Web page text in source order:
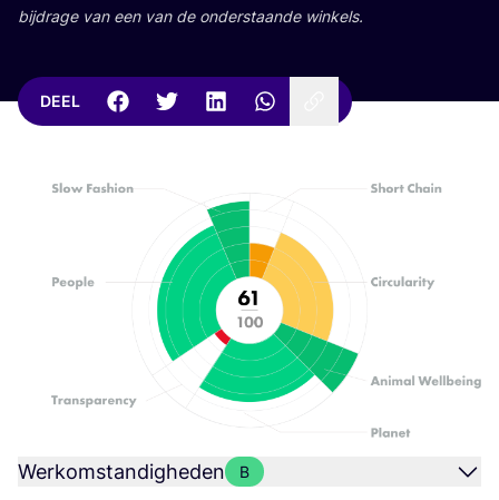
bij­dra­ge van een van de onder­staan­de winkels.
DEEL
Werkomstandigheden B